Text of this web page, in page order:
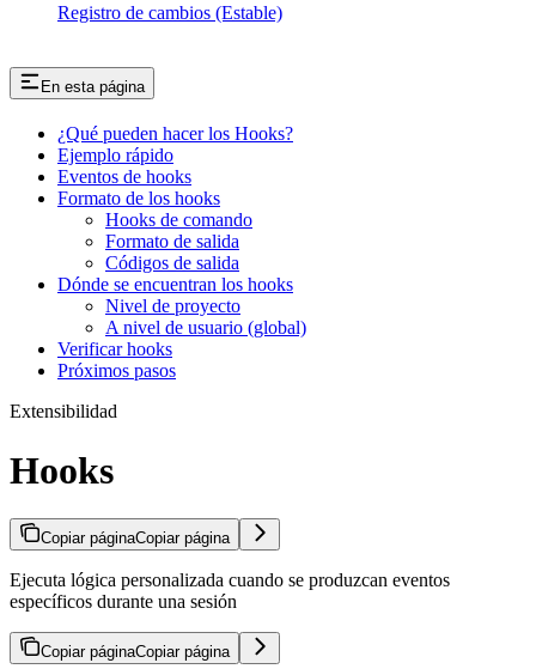
Registro de cambios (Estable)
En esta página
¿Qué pueden hacer los Hooks?
Ejemplo rápido
Eventos de hooks
Formato de los hooks
Hooks de comando
Formato de salida
Códigos de salida
Dónde se encuentran los hooks
Nivel de proyecto
A nivel de usuario (global)
Verificar hooks
Próximos pasos
Extensibilidad
Hooks
Copiar páginaCopiar página
Ejecuta lógica personalizada cuando se produzcan eventos
específicos durante una sesión
Copiar páginaCopiar página